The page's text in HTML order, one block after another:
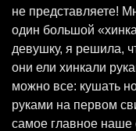
не представляете!
один большой
девушку, я решила,
они ели хинкали
можно все: кушать
руками на первом
самое главное наше